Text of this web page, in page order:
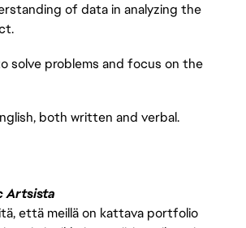
of data in analyzing the
problems and focus on the
both written and verbal.
Artsista
että meillä on kattava portfolio